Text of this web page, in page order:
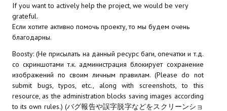
If you want to actively help the project, we would be very
grateful.
Если хотите активно помочь проекту, то мы будем очень
благодарны.
Boosty: (Не присылать на данный ресурс баги, опечатки и т.д.
со скриншотами т.к. администрация блокирует сохранение
изображений по своим личным правилам. (Please do not
submit bugs, typos, etc., along with screenshots, to this
resource, as the administration blocks saving images according
to its own rules.) (バグ報告や誤字脱字などをスクリーンショ